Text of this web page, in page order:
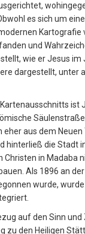
es sich um
Kartografie
und
wie er Jesus
dargestellt, unter
ist
aus dem
hinterließ die Stadt
Christen in
Als 1896 an
wurde,
auf den Sinn
zu den Heiligen